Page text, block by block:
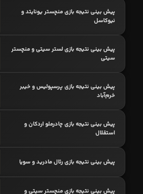
پیش بینی نتیجه بازی منچستر یونایتد و
نیوکاسل
پیش بینی نتیجه بازی لستر سیتی و منچستر
سیتی
پیش بینی نتیجه بازی پرسپولیس و خیبر
خرم‌آباد
پیش بینی نتیجه بازی چادرملو اردکان و
استقلال
پیش بینی نتیجه بازی رئال مادرید و سویا
پیش بینی نتیجه بازی منچستر سیتی و